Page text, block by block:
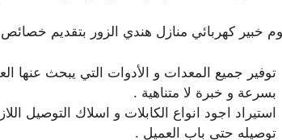
خبير كهربائي منازل هندي الزور بتقديم
توفير جميع المعدات و الأدوات التي يبحث عنها
بسرعة و خبرة لا متناهية .
استيراد اجود انواع الكابلات و اسلاك التوصيل
توصيله حتى باب العميل .